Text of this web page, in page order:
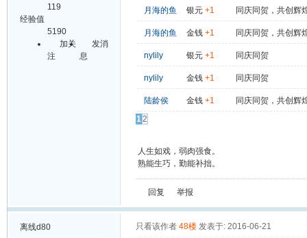
119
经验值
5190
加关
注
发消
息
月海的鱼 银元 +1 同庆同贺，共创辉
月海的鱼 金钱 +1 同庆同贺，共创辉
nylily 银元 +1 同庆同贺
nylily 金钱 +1 同庆同贺
陆龄侯 金钱 +1
同庆同贺，共创辉
12
人生如戏，弱肉强食。
熟能生巧，勤能补拙。
回复 举报
离线d80 只看该作者 48楼 发表于: 2016-06-21